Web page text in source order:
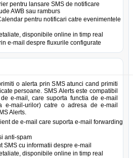
pentru lansare SMS de notificare
AWB sau ramburs
pentru notificari catre evenimentele
disponibile online in timp real
e-mail despre fluxurile configurate
o alerta prin SMS atunci cand primiti
persoane. SMS Alerts este compatibil
e-mail, care suporta functia de e-mail
e-mail-urilor) catre o adresa de e-mail
Alerts.
de e-mail care suporta e-mail forwarding
anti-spam
SMS cu informatii despre e-mail
disponibile online in timp real